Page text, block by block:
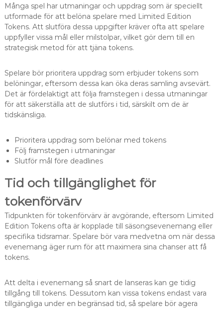
Många spel har utmaningar och uppdrag som är speciellt
utformade för att belöna spelare med Limited Edition
Tokens. Att slutföra dessa uppgifter kräver ofta att spelare
uppfyller vissa mål eller milstolpar, vilket gör dem till en
strategisk metod för att tjäna tokens.
Spelare bör prioritera uppdrag som erbjuder tokens som
belöningar, eftersom dessa kan öka deras samling avsevärt.
Det är fördelaktigt att följa framstegen i dessa utmaningar
för att säkerställa att de slutförs i tid, särskilt om de är
tidskänsliga.
Prioritera uppdrag som belönar med tokens
Följ framstegen i utmaningar
Slutför mål före deadlines
Tid och tillgänglighet för
tokenförvärv
Tidpunkten för tokenförvärv är avgörande, eftersom Limited
Edition Tokens ofta är kopplade till säsongsevenemang eller
specifika tidsramar. Spelare bör vara medvetna om när dessa
evenemang äger rum för att maximera sina chanser att få
tokens.
Att delta i evenemang så snart de lanseras kan ge tidig
tillgång till tokens. Dessutom kan vissa tokens endast vara
tillgängliga under en begränsad tid, så spelare bör agera